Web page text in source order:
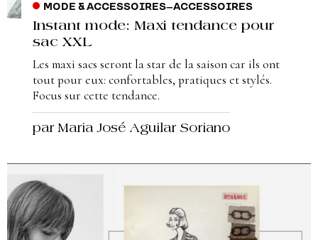
MODE & ACCESSOIRES–ACCESSOIRES
Instant mode: Maxi tendance pour
sac XXL
Les maxi sacs seront la star de la saison car ils ont
tout pour eux: confortables, pratiques et stylés.
Focus sur cette tendance.
par Maria José Aguilar Soriano